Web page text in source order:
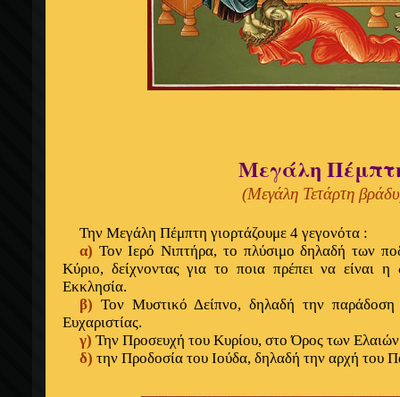
Μεγάλη
(Μεγάλη Τετάρτη
Την Μεγάλη Πέμπτη γιορτάζουμε 4 γεγονότα :
α) Τον Ιερό Νιπτήρα, το πλύσιμο δηλαδή των
Κύριο, δείχνοντας για το ποια πρέπει να είναι
Εκκλησία.
β) Τον Μυστικό Δείπνο, δηλαδή την
Ευχαριστίας.
γ) Την Προσευχή του Κυρίου, στο Όρος των Ελαιών
δ) την Προδοσία του Ιούδα, δηλαδή την αρχή του